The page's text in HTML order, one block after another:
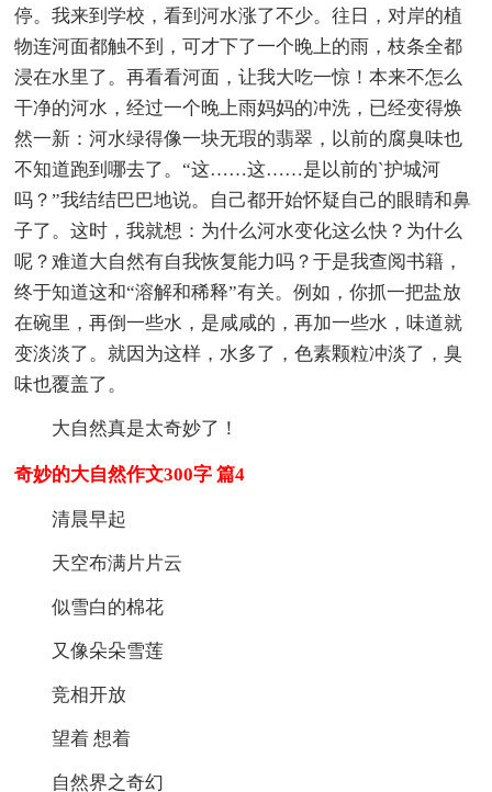
停。我来到学校，看到河水涨了不少。往日，对岸的植
物连河面都触不到，可才下了一个晚上的雨，枝条全都
浸在水里了。再看看河面，让我大吃一惊！本来不怎么
干净的河水，经过一个晚上雨妈妈的冲洗，已经变得焕
然一新：河水绿得像一块无瑕的翡翠，以前的腐臭味也
不知道跑到哪去了。“这……这……是以前的`护城河
吗？”我结结巴巴地说。自己都开始怀疑自己的眼睛和鼻
子了。这时，我就想：为什么河水变化这么快？为什么
呢？难道大自然有自我恢复能力吗？于是我查阅书籍，
终于知道这和“溶解和稀释”有关。例如，你抓一把盐放
在碗里，再倒一些水，是咸咸的，再加一些水，味道就
变淡淡了。就因为这样，水多了，色素颗粒冲淡了，臭
味也覆盖了。
大自然真是太奇妙了！
奇妙的大自然作文300字 篇4
清晨早起
天空布满片片云
似雪白的棉花
又像朵朵雪莲
竞相开放
望着 想着
自然界之奇幻